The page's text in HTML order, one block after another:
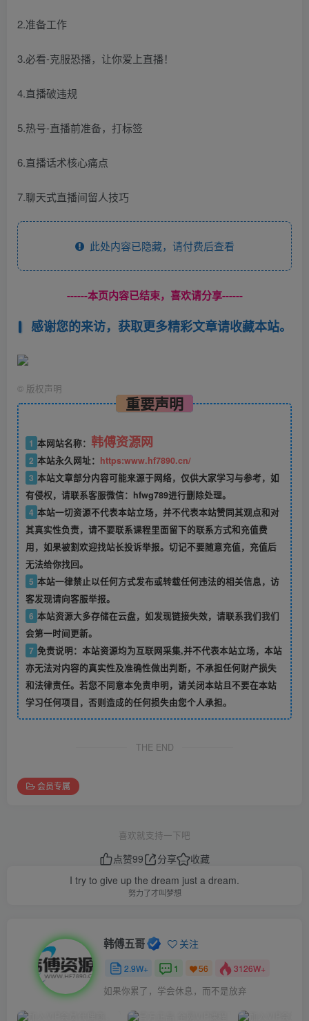
2.准备工作
3.必看-克服恐播，让你爱上直播！
4.直播破违规
5.热号-直播前准备，打标签
6.直播话术核心痛点
7.聊天式直播间留人技巧
此处内容已隐藏，请付费后查看
------本页内容已结束，喜欢请分享------
感谢您的来访，获取更多精彩文章请收藏本站。
© 版权声明
重要声明
1 本网站名称： 韩傅资源网
2 本站永久网址： https:www.hf7890.cn/
3 本站文章部分内容可能来源于网络，仅供大家学习与参考，如
有侵权，请联系客服微信：hfwg789进行删除处理。
4 本站一切资源不代表本站立场，并不代表本站赞同其观点和对
其真实性负责，请不要联系课程里面留下的联系方式和充值费
用，如果被割欢迎找站长投诉举报。切记不要随意充值，充值后
无法给你找回。
5 本站一律禁止以任何方式发布或转载任何违法的相关信息，访
客发现请向客服举报。
6 本站资源大多存储在云盘，如发现链接失效，请联系我们我们
会第一时间更新。
7 免责说明：本站资源均为互联网采集,并不代表本站立场，本站
亦无法对内容的真实性及准确性做出判断，不承担任何财产损失
和法律责任。若您不同意本免责申明，请关闭本站且不要在本站
学习任何项目，否则造成的任何损失由您个人承担。
THE END
会员专属
喜欢就支持一下吧
点赞99 分享
收藏
I try to give up the dream just a dream.
努力了才叫梦想
韩傅五哥 关注
2.9W+ 1 56 3126W+
如果你累了，学会休息，而不是放弃